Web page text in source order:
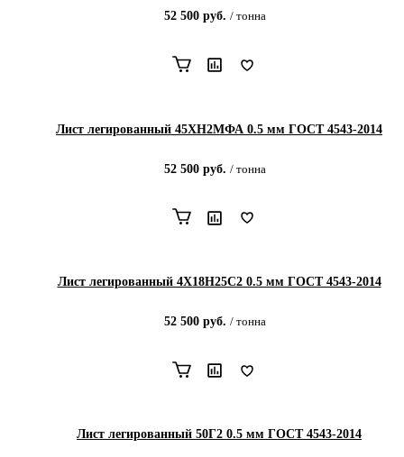
52 500руб. / тонна
Лист легированный 45ХН2МФА 0.5 мм ГОСТ 4543-2014
52 500руб. / тонна
Лист легированный 4Х18Н25С2 0.5 мм ГОСТ 4543-2014
52 500руб. / тонна
Лист легированный 50Г2 0.5 мм ГОСТ 4543-2014